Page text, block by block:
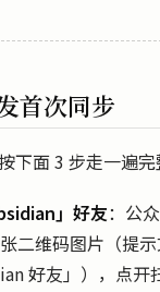
首次同步
下面 3 步走一遍完
」好友：公
二维码图片（提
好友」），点开